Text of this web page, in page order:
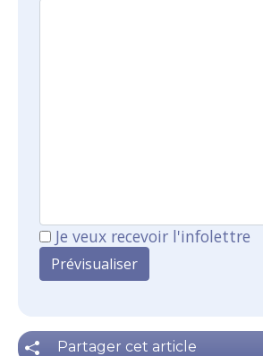
Je veux recevoir l'infolettre
Partager cet article